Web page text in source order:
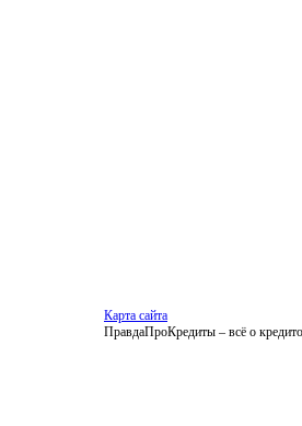
Карта сайта
ПравдаПроКредиты – всё о